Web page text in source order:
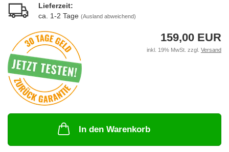
Lieferzeit:
ca. 1-2 Tage (Ausland abweichend)
159,00 EUR
inkl. 19% MwSt. zzgl. Versand
In den Warenkorb